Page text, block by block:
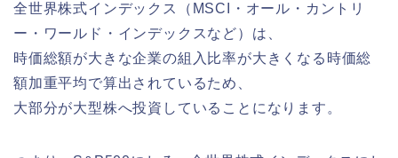
全世界株式インデックス（MSCI・オール・カントリ
ー・ワールド・インデックスなど）は、
時価総額が大きな企業の組入比率が大きくなる時価総
額加重平均で算出されているため、
大部分が大型株へ投資していることになります。